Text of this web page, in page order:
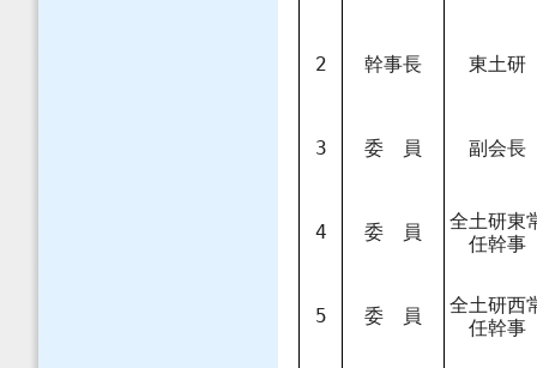
2 幹事長 東土研
3 委 員 副会長
4 委 員
全土研東
任幹事
5 委 員
全土研西
任幹事